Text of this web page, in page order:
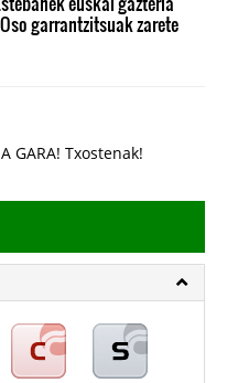
garrantzitsuak zarete